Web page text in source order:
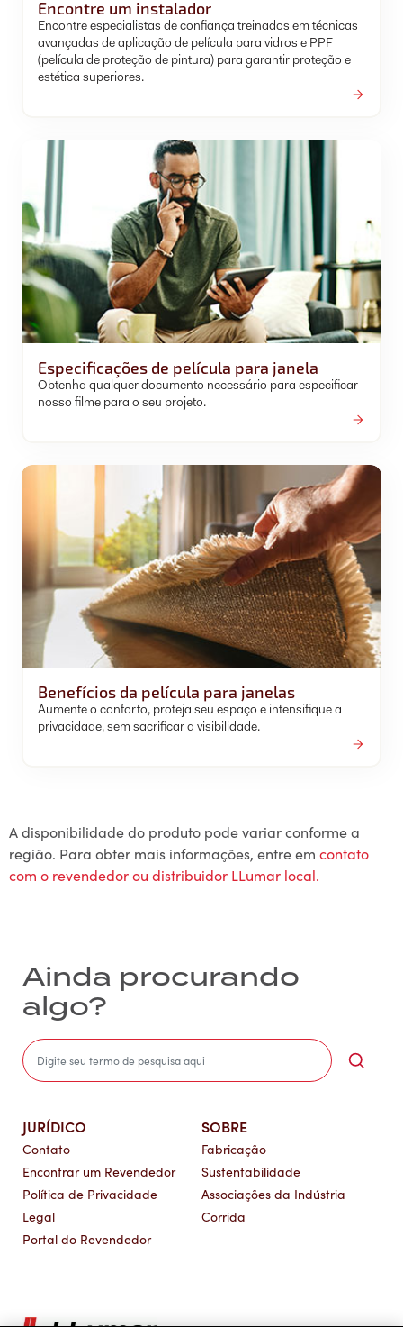
Encontre um instalador
Encontre especialistas de confiança treinados em técnicas
avançadas de aplicação de película para vidros e PPF
(película de proteção de pintura) para garantir proteção e
estética superiores.
Especificações de película para janela
Obtenha qualquer documento necessário para especificar
nosso filme para o seu projeto.
Benefícios da película para janelas
Aumente o conforto, proteja seu espaço e intensifique a
privacidade, sem sacrificar a visibilidade.
A disponibilidade do produto pode variar conforme a
região. Para obter mais informações, entre em contato
com o revendedor ou distribuidor LLumar local.
Ainda procurando
algo?
JURÍDICO
Contato
Encontrar um Revendedor
Política de Privacidade
Legal
Portal do Revendedor
SOBRE
Fabricação
Sustentabilidade
Associações da Indústria
Corrida